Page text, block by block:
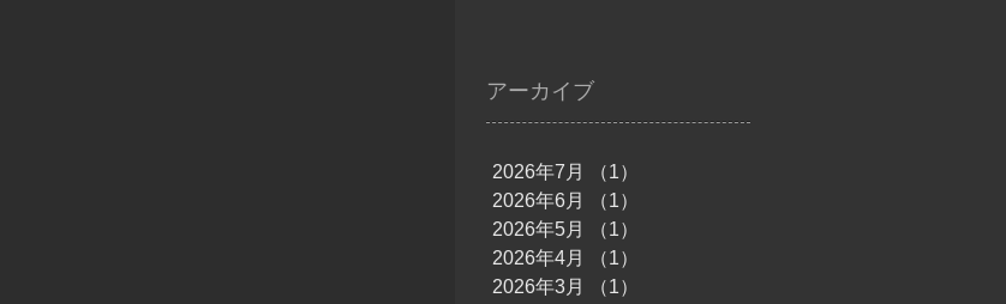
アーカイブ
2026年7月 （1）
2026年6月
（1）
2026年5月
（1）
2026年4月
（1）
2026年3月
（1）